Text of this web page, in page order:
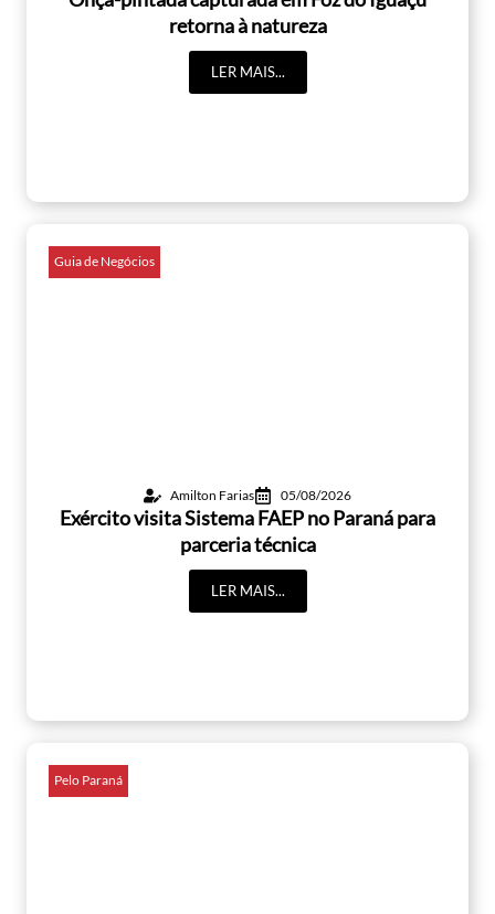
retorna à natureza
LER MAIS...
Guia de Negócios
Amilton Farias 05/08/2026
Exército visita Sistema FAEP no Paraná para
parceria técnica
LER MAIS...
Pelo Paraná